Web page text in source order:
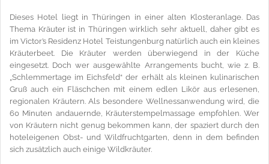
Dieses Hotel liegt in Thüringen in einer alten Klosteranlage. Das
Thema Kräuter ist in Thüringen wirklich sehr aktuell, daher gibt es
im Victor’s Residenz Hotel Teistungenburg natürlich auch ein kleines
Kräuterbeet. Die Kräuter werden überwiegend in der Küche
eingesetzt. Doch wer ausgewählte Arrangements bucht, wie z. B.
„Schlemmertage im Eichsfeld“ der erhält als kleinen kulinarischen
Gruß auch ein Fläschchen mit einem edlen Likör aus erlesenen,
regionalen Kräutern. Als besondere Wellnessanwendung wird, die
60 Minuten andauernde, Kräuterstempelmassage empfohlen. Wer
von Kräutern nicht genug bekommen kann, der spaziert durch den
hoteleigenen Obst- und Wildfruchtgarten, denn in dem befinden
sich zusätzlich auch einige Wildkräuter.